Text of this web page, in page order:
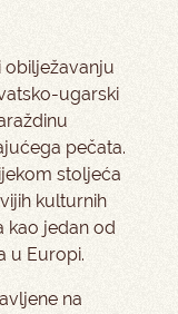
obilježavanju
ugarski
pečata.
stoljeća
kulturnih
kao jedan od
u Europi.
na